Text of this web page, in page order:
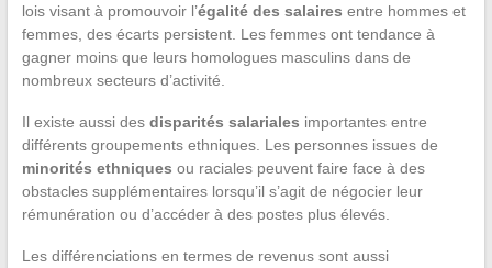
lois visant à promouvoir l’égalité des salaires entre hommes et
femmes, des écarts persistent. Les femmes ont tendance à
gagner moins que leurs homologues masculins dans de
nombreux secteurs d’activité.
Il existe aussi des disparités salariales importantes entre
différents groupements ethniques. Les personnes issues de
minorités ethniques ou raciales peuvent faire face à des
obstacles supplémentaires lorsqu’il s’agit de négocier leur
rémunération ou d’accéder à des postes plus élevés.
Les différenciations en termes de revenus sont aussi